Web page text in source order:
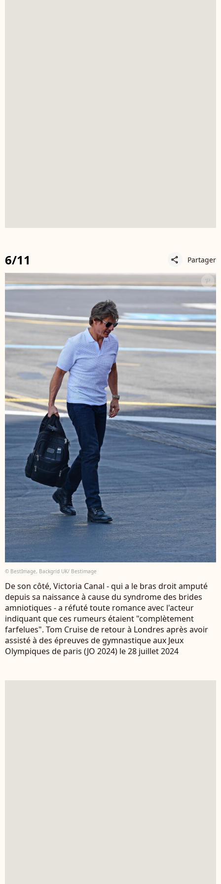
6/11 share Partager
© BestImage, Backgrid UK/ Bestimage
De son côté, Victoria Canal - qui a le bras droit amputé
depuis sa naissance à cause du syndrome des brides
amniotiques - a réfuté toute romance avec l'acteur
indiquant que ces rumeurs étaient "complètement
farfelues". Tom Cruise de retour à Londres après avoir
assisté à des épreuves de gymnastique aux Jeux
Olympiques de paris (JO 2024) le 28 juillet 2024